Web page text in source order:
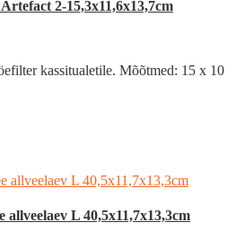
2-15,3x11,6x13,7cm
kassitualetile. Mõõtmed: 15 x 10
L 40,5x11,7x13,3cm